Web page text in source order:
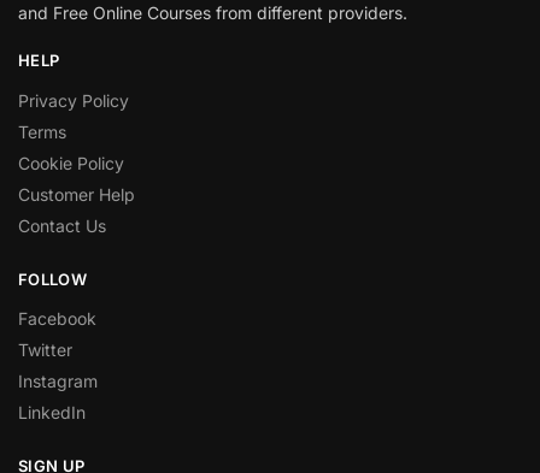
and Free Online Courses from different providers.
HELP
Privacy Policy
Terms
Cookie Policy
Customer Help
Contact Us
FOLLOW
Facebook
Twitter
Instagram
LinkedIn
SIGN UP